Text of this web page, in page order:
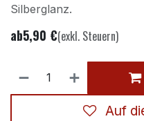
Silberglanz.
ab5,90 €(exkl. Steuern)
Auf